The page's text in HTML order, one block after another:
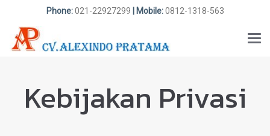
Phone:021-22927299 | Mobile: 0812-1318-563
Kebijakan Privasi